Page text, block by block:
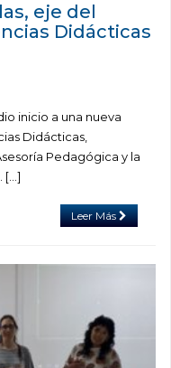
eje del
Didácticas
inicio a una nueva
Didácticas,
Pedagógica y la
[…]
Leer Más